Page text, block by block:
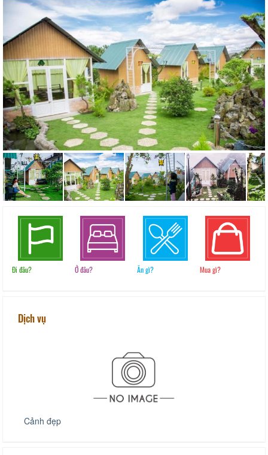
Đi đâu? Ở đâu? Ăn gì? Mua gì?
Dịch vụ
Cảnh đẹp